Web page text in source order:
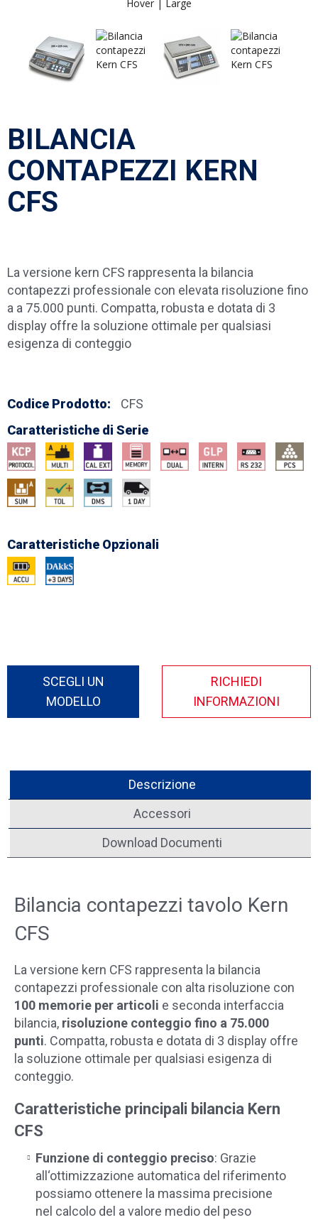
Hover | Large
BILANCIA
CONTAPEZZI KERN
CFS
La versione kern CFS rappresenta la bilancia
contapezzi professionale con elevata risoluzione fino
a a 75.000 punti. Compatta, robusta e dotata di 3
display offre la soluzione ottimale per qualsiasi
esigenza di conteggio
Codice Prodotto:
CFS
Caratteristiche di Serie
Caratteristiche Opzionali
SCEGLI UN
MODELLO
Descrizione
Accessori
Download Documenti
Bilancia contapezzi tavolo Kern
CFS
La versione kern CFS rappresenta la bilancia
contapezzi professionale con alta risoluzione con
100 memorie per articoli e seconda interfaccia
bilancia, risoluzione conteggio fino a 75.000
punti. Compatta, robusta e dotata di 3 display offre
la soluzione ottimale per qualsiasi esigenza di
conteggio.
Caratteristiche principali bilancia Kern
CFS
Funzione di conteggio preciso: Grazie
all‘ottimizzazione automatica del riferimento
possiamo ottenere la massima precisione
nel calcolo del a valore medio del peso